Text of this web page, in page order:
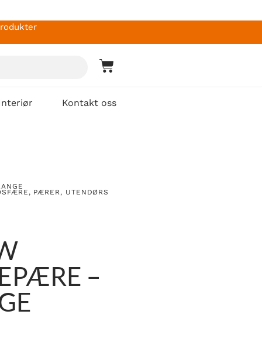
Kontakt oss
, PÆRER , UTENDØRS
–